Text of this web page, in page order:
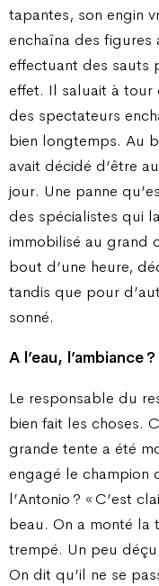
tapantes, son engin
enchaîna des
effectuant des sauts
effet. Il saluait à tour
des spectateurs
bien longtemps. Au
avait décidé d’être
jour. Une panne
des spécialistes qui
immobilisé au grand
bout d’une heure,
tandis que pour
sonné.
A l’eau, l’ambiance ?
Le responsable du
bien fait les choses.
grande tente a été
engagé le champion
l’Antonio ? « C’est
beau. On a monté la
trempé. Un peu
On dit qu’il ne se